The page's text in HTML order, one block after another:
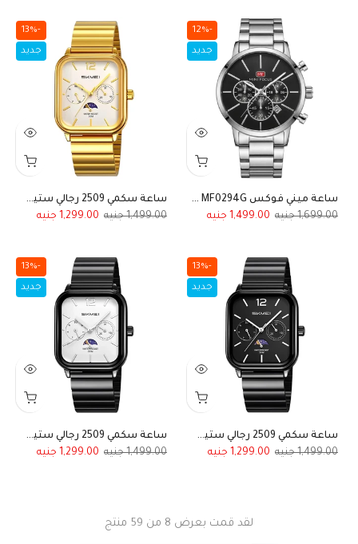
-12%
جديد
ساعة ميني فوكس MF0294G ستيل فضي ميناء أسود
1,699.00
1,499.00
-13%
جديد
ساعة سكمي 2509 رجالي ستيل ذهبي ميناء أبيض
1,499.00
1,299.00
-13%
جديد
ساعة سكمي 2509 رجالي ستيل أسود بالكامل
1,499.00
1,299.00
-13%
جديد
ساعة سكمي 2509 رجالي ستيل أسود ميناء أبيض
1,499.00
1,299.00
لقد قمت بعرض 8 من 59 منتج